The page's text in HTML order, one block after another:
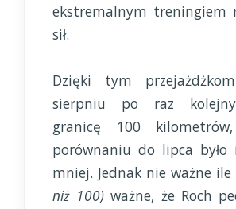
ekstremalnym treningiem
sił.
Dzięki tym
sierpniu po raz kolejny
granicę 100
porównaniu do lipca było
mniej. Jednak nie ważne ile
niż 100) ważne, że Roch